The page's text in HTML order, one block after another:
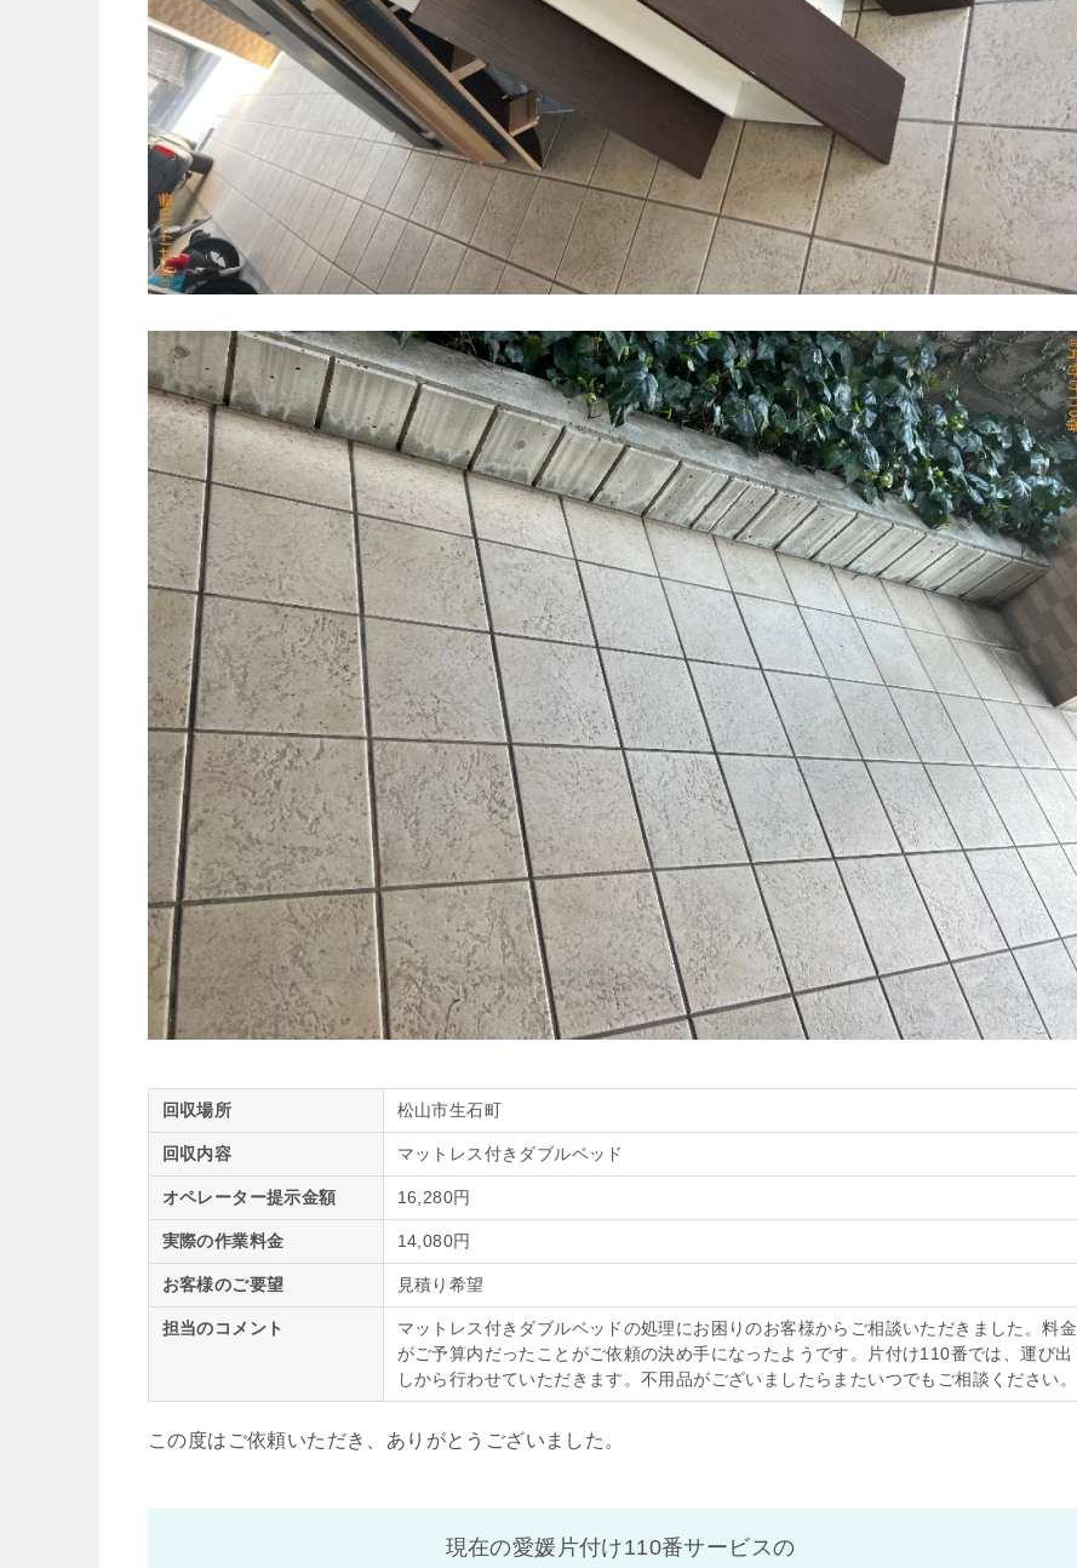
回収場所 松山市生石町
回収内容 マットレス付きダブルベッド
オペレーター提示金額 16,280円
実際の作業料金 14,080円
お客様のご要望 見積り希望
担当のコメント
マットレス付きダブルベッドの処理にお困りのお客様からご相談いただきました。料金
がご予算内だったことがご依頼の決め手になったようです。片付け110番では、運び出
しから行わせていただきます。不用品がございましたらまたいつでもご相談ください。
この度はご依頼いただき、ありがとうございました。
現在の愛媛片付け110番サービスの